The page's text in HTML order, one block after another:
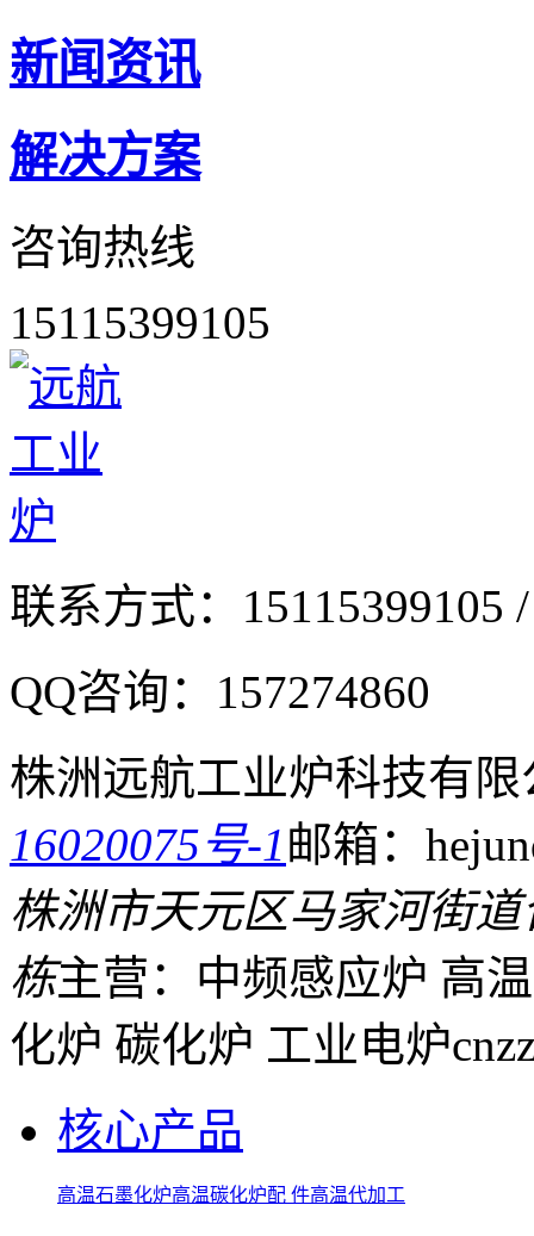
新闻资讯
解决方案
咨询热线
15115399105
联系方式： 15115399105
QQ咨询： 157274860
株洲远航工业炉科技有限
16020075号-1邮箱：
株洲市天元区马家河街
栋主营：中频感应炉 高
化炉 碳化炉 工业电炉
核心产品
高温石墨化炉高温碳化炉配 件高温代加工